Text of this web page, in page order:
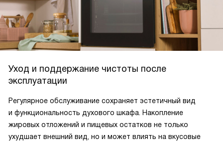
Уход и поддержание чистоты после
эксплуатации
Регулярное обслуживание сохраняет эстетичный вид
и функциональность духового шкафа. Накопление
жировых отложений и пищевых остатков не только
ухудшает внешний вид, но и может влиять на вкусовые